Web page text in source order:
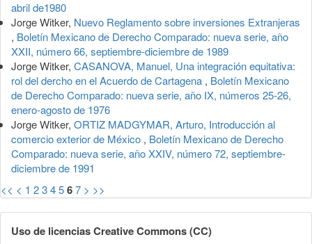
abril de1980
Jorge Witker, Nuevo Reglamento sobre inversiones Extranjeras
, Boletín Mexicano de Derecho Comparado: nueva serie, año
XXII, número 66, septiembre-diciembre de 1989
Jorge Witker, CASANOVA, Manuel, Una integración equitativa:
rol del dercho en el Acuerdo de Cartagena , Boletín Mexicano
de Derecho Comparado: nueva serie, año IX, números 25-26,
enero-agosto de 1976
Jorge Witker, ORTIZ MADGYMAR, Arturo, Introducción al
comercio exterior de México , Boletín Mexicano de Derecho
Comparado: nueva serie, año XXIV, número 72, septiembre-
diciembre de 1991
<< < 1 234567 > >>
Uso de licencias Creative Commons (CC)